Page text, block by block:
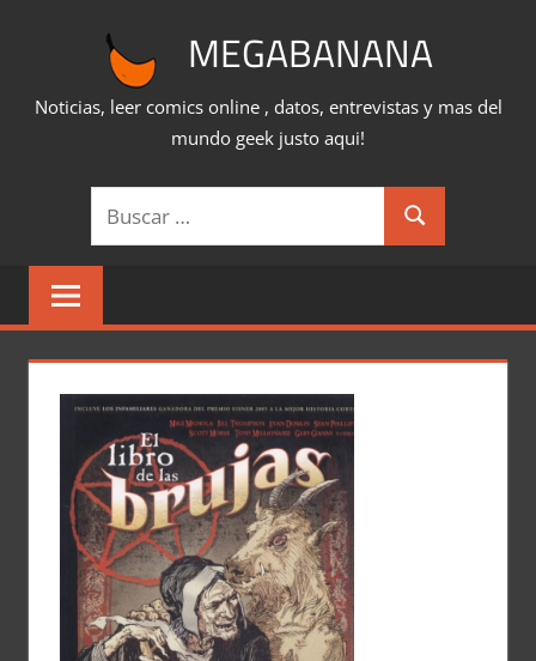
MEGABANANA
Noticias, leer comics online , datos, entrevistas y mas del
mundo geek justo aqui!
Buscar:
Buscar